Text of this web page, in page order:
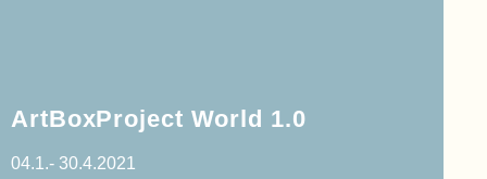
ArtBoxProject World 1.0
04.1.- 30.4.2021